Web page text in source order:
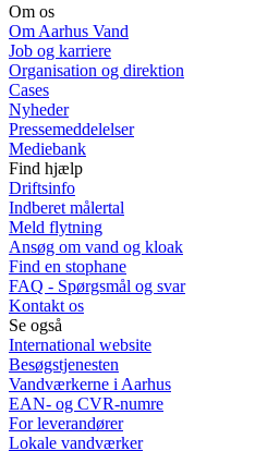
Om os
Om Aarhus Vand
Job og karriere
Organisation og direktion
Cases
Nyheder
Pressemeddelelser
Mediebank
Find hjælp
Driftsinfo
Indberet målertal
Meld flytning
Ansøg om vand og kloak
Find en stophane
FAQ - Spørgsmål og svar
Kontakt os
Se også
International website
Besøgstjenesten
Vandværkerne i Aarhus
EAN- og CVR-numre
For leverandører
Lokale vandværker